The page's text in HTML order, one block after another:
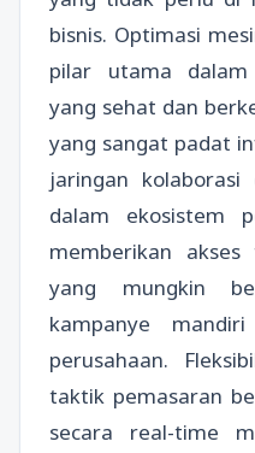
bisnis. Optimasi
pilar utama dalam
yang sehat dan
yang sangat padat
jaringan
dalam ekosistem
memberikan
yang mungkin
kampanye
perusahaan.
taktik pemasaran
secara real-time